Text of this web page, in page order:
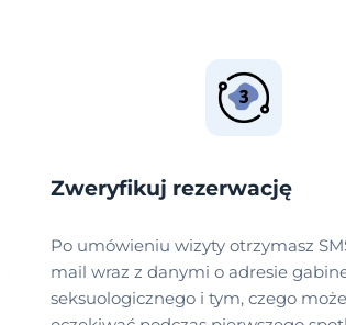
Zweryfikuj rezerwację
Po umówieniu wizyty otrzymasz
mail wraz z danymi o adresie
seksuologicznego i tym, czego